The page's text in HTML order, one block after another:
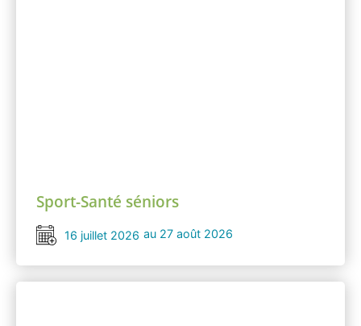
Sport-Santé séniors
16 juillet 2026 au 27 août 2026